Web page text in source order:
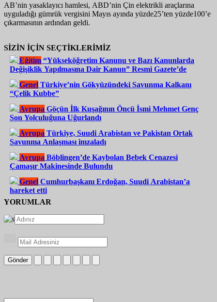
AB’nin yasaklayıcı hamlesi, ABD’nin Çin elektrikli araçlarına
uyguladığı gümrük vergisini Mayıs ayında yüzde25’ten yüzde100’e
çıkarmasının ardından geldi.
SİZİN İÇİN SEÇTİKLERİMİZ
Eğitim “Yükseköğretim Kanunu ve Bazı Kanunlarda
Değişiklik Yapılmasına Dair Kanun” Resmi Gazete’de
Genel Türkiye’nin Gökyüzündeki Savunma Kalkanı
“Çelik Kubbe”
Avrupa Göçün İlk Kuşağının Öncü İsmi Mehmet Genç
Son Yolculuğuna Uğurlandı
Avrupa Türkiye, Suudi Arabistan ve Pakistan Ortak
Savunma Anlaşması imzaladı
Avrupa Böblingen’de Kaybolan Bebek Cenazesi
Çamaşır Makinesinde Bulundu
Genel Cumhurbaşkanı Erdoğan, Suudi Arabistan’a
hareket etti
YORUMLAR
Gönder